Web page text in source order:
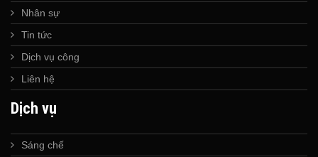
Nhân sự
Tin tức
Dịch vụ công
Liên hệ
Dịch vụ
Sáng chế